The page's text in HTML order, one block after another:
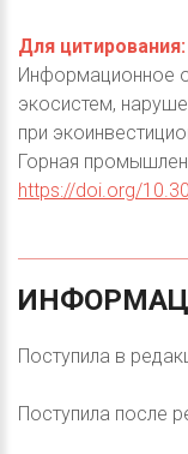
Для цитирования:
Информационное
экосистем,
при
Горная
https://doi.org/
Поступила в
Поступила после